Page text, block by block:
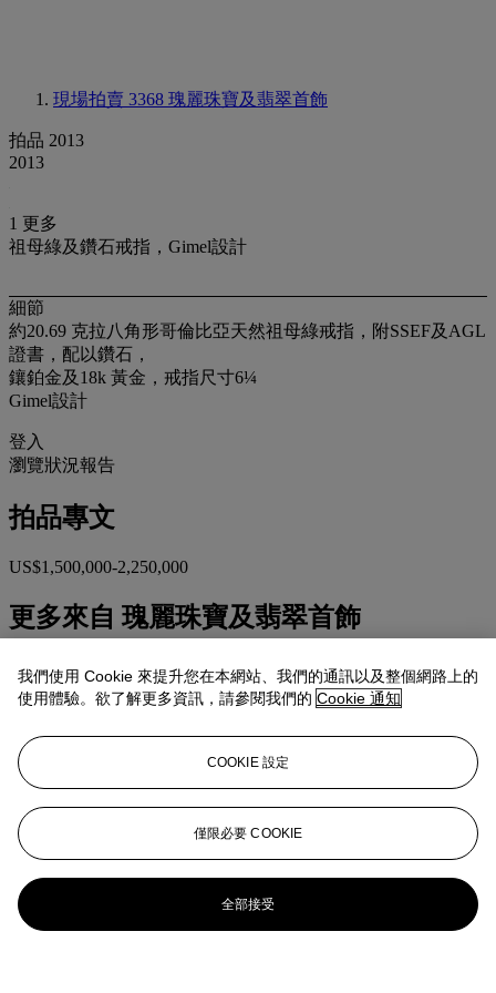
現場拍賣 3368 瑰麗珠寶及翡翠首飾
拍品 2013
2013
1 更多
祖母綠及鑽石戒指，Gimel設計
細節
約20.69 克拉八角形哥倫比亞天然祖母綠戒指，附SSEF及AGL
證書，配以鑽石，
鑲鉑金及18k 黃金，戒指尺寸6¼
Gimel設計
登入
瀏覽狀況報告
拍品專文
US$1,500,000-2,250,000
更多來自 瑰麗珠寶及翡翠首飾
查看全部
查看全部
我們使用 Cookie 來提升您在本網站、我們的通訊以及整個網路上的
使用體驗。欲了解更多資訊，請參閱我們的 Cookie 通知
COOKIE 設定
僅限必要 COOKIE
全部接受